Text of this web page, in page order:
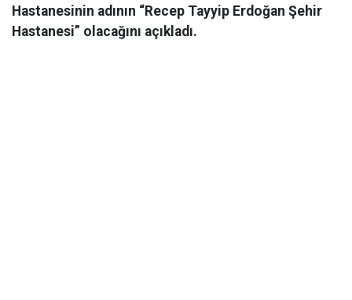
Hastanesinin adının “Recep Tayyip Erdoğan Şehir
Hastanesi” olacağını açıkladı.